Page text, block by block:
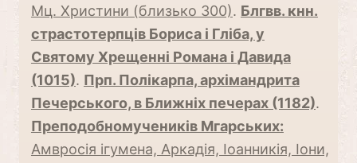
Мц. Христини (близько 300). Блгвв. кнн.
страстотерпців Бориса і Гліба, у
Святому Хрещенні Романа і Давида
(1015). Прп. Полікарпа, архімандрита
Печерського, в Ближніх печерах (1182).
Преподобномучеників Мгарських:
Амвросія ігумена, Аркадія, Іоанникія, Іони,